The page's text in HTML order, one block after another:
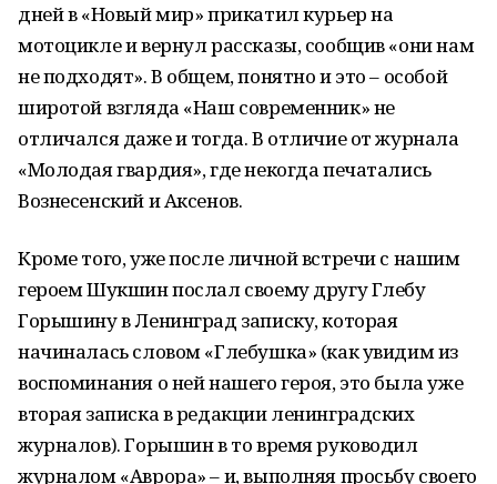
дней в «Новый мир» прикатил курьер на
мотоцикле и вернул рассказы, сообщив «они нам
не подходят». В общем, понятно и это – особой
широтой взгляда «Наш современник» не
отличался даже и тогда. В отличие от журнала
«Молодая гвардия», где некогда печатались
Вознесенский и Аксенов.
Кроме того, уже после личной встречи с нашим
героем Шукшин послал своему другу Глебу
Горышину в Ленинград записку, которая
начиналась словом «Глебушка» (как увидим из
воспоминания о ней нашего героя, это была уже
вторая записка в редакции ленинградских
журналов). Горышин в то время руководил
журналом «Аврора» – и, выполняя просьбу своего